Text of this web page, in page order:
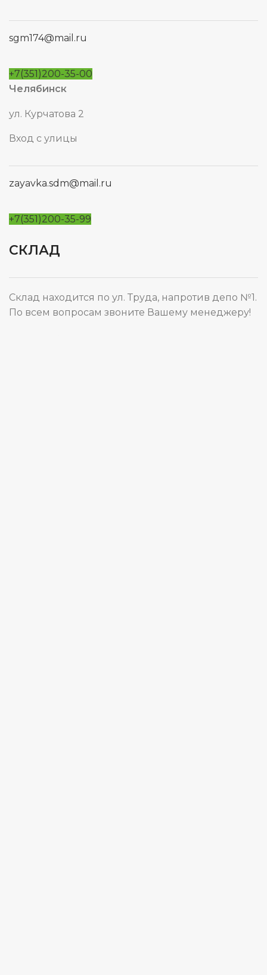
sgm174@mail.ru
+7(351)200-35-00
Челябинск
ул. Курчатова 2
Вход с улицы
zayavka.sdm@mail.ru
+7(351)200-35-99
СКЛАД
Склад находится по ул. Труда, напротив депо №1.
По всем вопросам звоните Вашему менеджеру!